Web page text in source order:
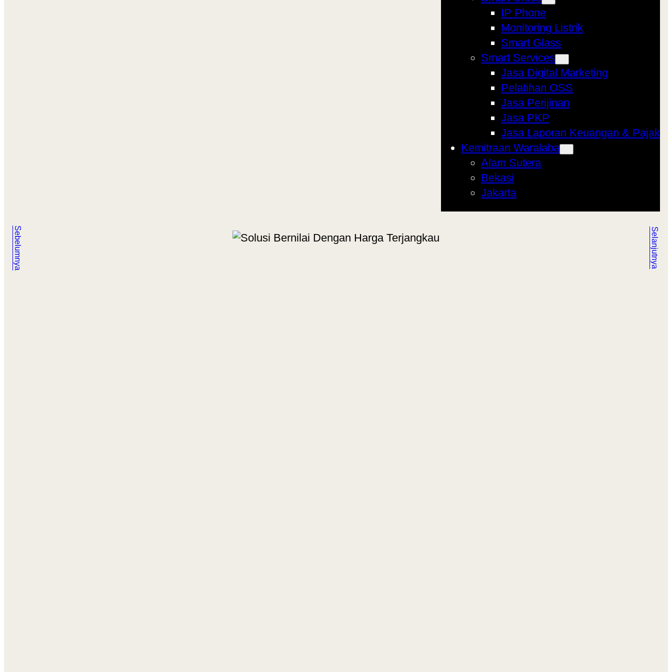
IP Phone
Monitoring Listrik
Smart Glass
Smart Services
Jasa Digital Marketing
Pelatihan OSS
Jasa Perijinan
Jasa PKP
Jasa Laporan Keuangan & Pajak
Kemitraan Waralaba
Alam Sutera
Bekasi
Jakarta
Sebelumnya Selanjutnya